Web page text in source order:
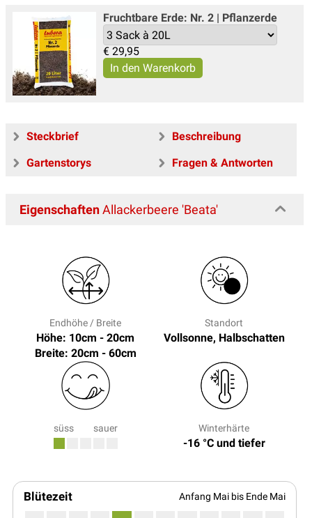
Fruchtbare Erde: Nr. 2 | Pflanzerde
€ 29,95
Steckbrief
Beschreibung
Gartenstorys
Fragen & Antworten
EigenschaftenAllackerbeere 'Beata'
Endhöhe / Breite
Höhe: 10cm - 20cm
Breite: 20cm - 60cm
Standort
Vollsonne, Halbschatten
süss sauer Winterhärte
-16 °C und tiefer
Blütezeit Anfang Mai bis Ende Mai